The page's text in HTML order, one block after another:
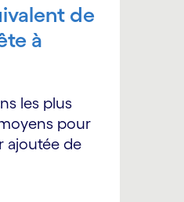
de
à
les plus
pour
ajoutée de